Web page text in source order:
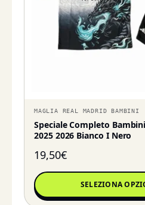
MAGLIA REAL MADRID BAMBINI
Speciale Completo
2025 2026 Bianco I Nero
19,50€
SELEZIONA